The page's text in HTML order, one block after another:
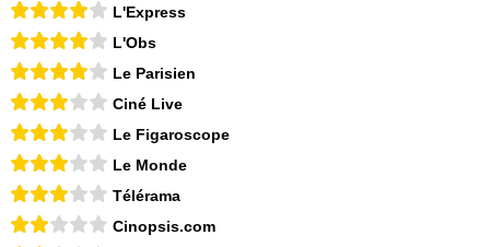
L'Express
L'Obs
Le Parisien
Ciné Live
Le Figaroscope
Le Monde
Télérama
Cinopsis.com